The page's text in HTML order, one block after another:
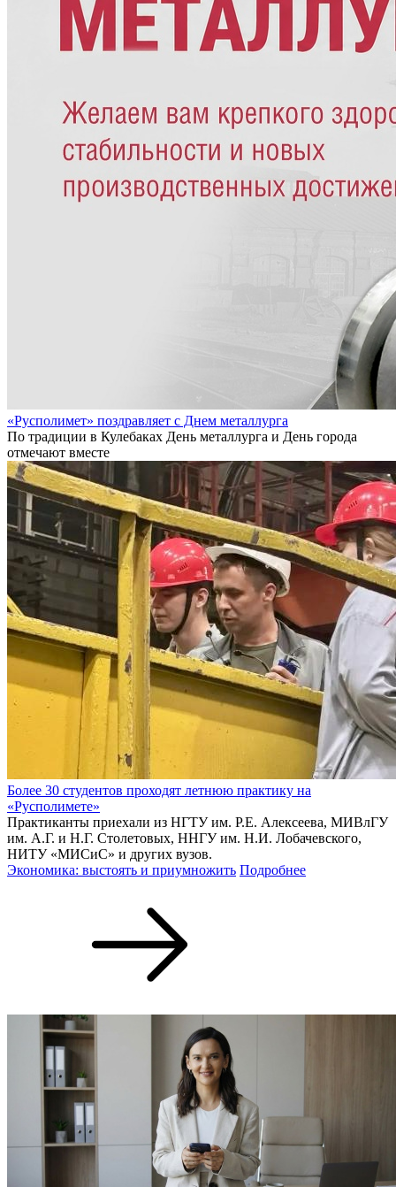
«Русполимет» поздравляет с Днем металлурга
По традиции в Кулебаках День металлурга и День города
отмечают вместе
Более 30 студентов проходят летнюю практику на
«Русполимете»
Практиканты приехали из НГТУ им. Р.Е. Алексеева, МИВлГУ
им. А.Г. и Н.Г. Столетовых, ННГУ им. Н.И. Лобачевского,
НИТУ «МИСиС» и других вузов.
Экономика: выстоять и приумножить Подробнее